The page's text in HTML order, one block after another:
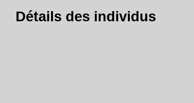
Détails des individus